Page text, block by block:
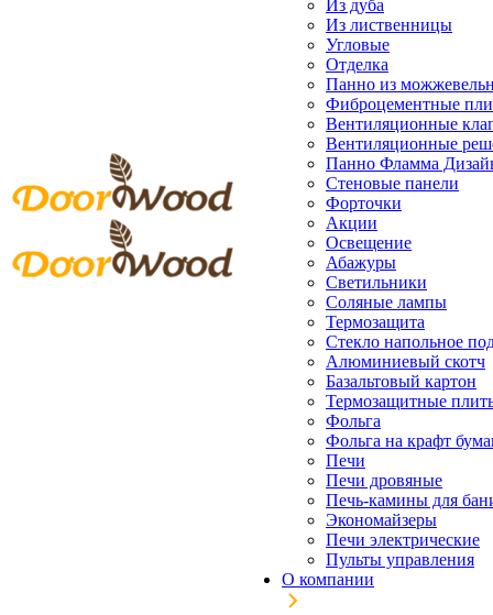
Из дуба
Из лиственницы
Угловые
Отделка
Панно из
Фиброцементные
Вентиляционные
Вентиляционные
Панно Фламма
Стеновые панели
Форточки
Акции
Освещение
Абажуры
Светильники
Соляные лампы
Термозащита
Стекло напольное
Алюминиевый скотч
Базальтовый картон
Термозащитные
Фольга
Фольга на крафт
Печи
Печи дровяные
Печь-камины для
Экономайзеры
Печи электрические
Пульты управления
О компании